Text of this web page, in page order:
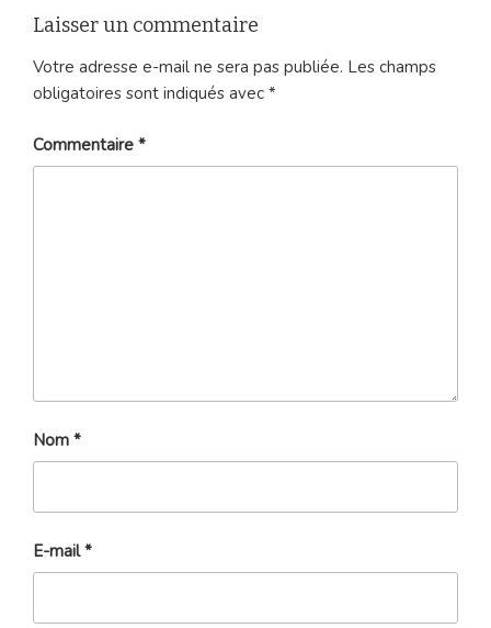
Laisser un commentaire
Votre adresse e-mail ne sera pas publiée. Les champs
obligatoires sont indiqués avec *
Commentaire *
Nom *
E-mail*